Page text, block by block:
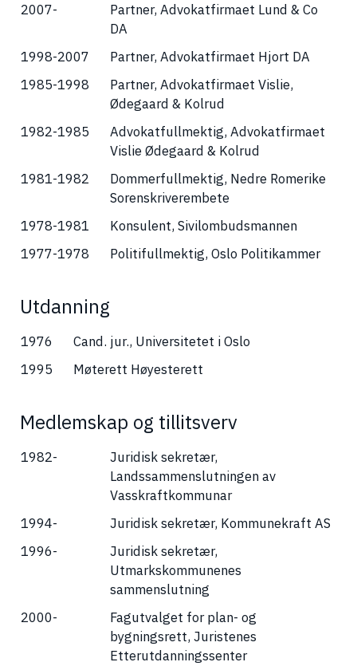
2007-
Partner, Advokatfirmaet Lund & Co
DA
1998-2007
Partner, Advokatfirmaet Hjort DA
1985-1998
Partner, Advokatfirmaet Vislie,
Ødegaard & Kolrud
1982-1985
Advokatfullmektig, Advokatfirmaet
Vislie Ødegaard & Kolrud
1981-1982
Dommerfullmektig, Nedre Romerike
Sorenskriverembete
1978-1981
Konsulent, Sivilombudsmannen
1977-1978
Politifullmektig, Oslo Politikammer
Utdanning
1976
Cand. jur., Universitetet i Oslo
1995
Møterett Høyesterett
Medlemskap og tillitsverv
1982-
Juridisk sekretær,
Landssammenslutningen av
Vasskraftkommunar
1994-
Juridisk sekretær, Kommunekraft AS
1996-
Juridisk sekretær,
Utmarkskommunenes
sammenslutning
2000-
Fagutvalget for plan- og
bygningsrett, Juristenes
Etterutdanningssenter